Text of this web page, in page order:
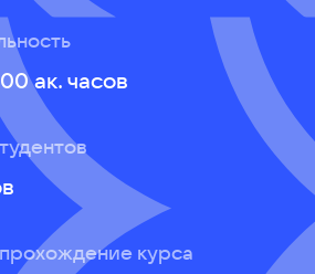
ак. часов
курса